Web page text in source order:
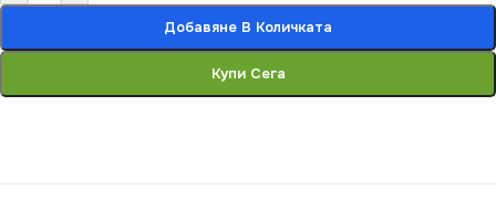
Добавяне В Количката
Купи Сега